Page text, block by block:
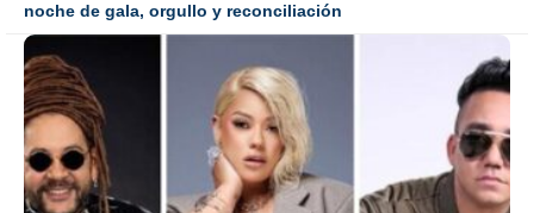
noche de gala, orgullo y reconciliación